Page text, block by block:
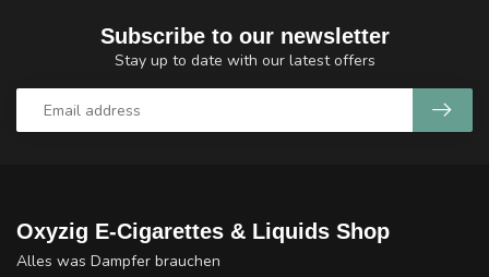
Subscribe to our newsletter
Stay up to date with our latest offers
Oxyzig E-Cigarettes & Liquids Shop
Alles was Dampfer brauchen